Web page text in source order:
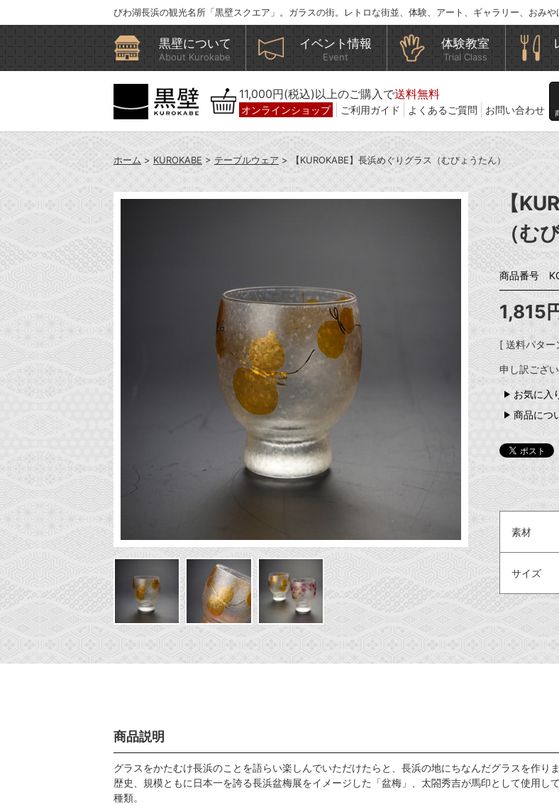
びわ湖長浜の観光名所「黒壁スクエア」。ガラスの街。レトロな街並、体験、アート、ギャラリー、おみや
黒壁について
About Kurokabe
イベント情報
Event
体験教室
Trial Class
11,000円(税込)以上のご購入で送料無料
オンラインショップ ご利用ガイド よくあるご質問 お問い合わせ
ホーム > KUROKABE > テーブルウェア > 【KUROKABE】長浜めぐりグラス（むびょうたん）
【
（む
商品番号
1,815
[ 送料パター
申し訳ござ
お気に入
商品につ
素材
サイズ
商品説明
グラスをかたむけ長浜のことを語らい楽しんでいただけたらと、長浜の地にちなんだグラスを作りま
歴史、規模ともに日本一を誇る長浜盆梅展をイメージした「盆梅」、太閤秀吉が馬印として使用
種類。